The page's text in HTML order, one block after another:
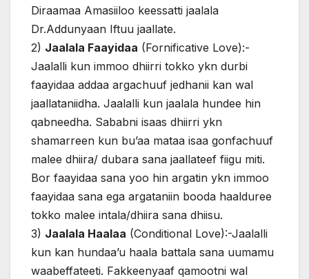
Diraamaa Amasiiloo keessatti jaalala
Dr.Addunyaan Iftuu jaallate.
2) Jaalala Faayidaa (Fornificative Love):-
Jaalalli kun immoo dhiirri tokko ykn durbi
faayidaa addaa argachuuf jedhanii kan wal
jaallataniidha. Jaalalli kun jaalala hundee hin
qabneedha. Sababni isaas dhiirri ykn
shamarreen kun bu’aa mataa isaa gonfachuuf
malee dhiira/ dubara sana jaallateef fiigu miti.
Bor faayidaa sana yoo hin argatin ykn immoo
faayidaa sana ega argataniin booda haalduree
tokko malee intala/dhiira sana dhiisu.
3) Jaalala Haalaa (Conditional Love):-Jaalalli
kun kan hundaa’u haala battala sana uumamu
waabeffateeti. Fakkeenyaaf qamootni wal